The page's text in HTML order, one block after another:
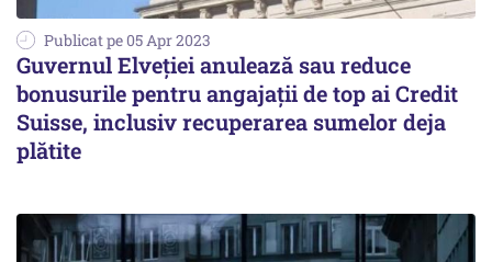
Publicat pe 05 Apr 2023
Guvernul Elveției anulează sau reduce
bonusurile pentru angajaţii de top ai Credit
Suisse, inclusiv recuperarea sumelor deja
plătite